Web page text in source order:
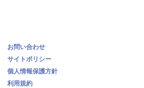
お問い合わせ
サイトポリシー
個人情報保護方針
利用規約